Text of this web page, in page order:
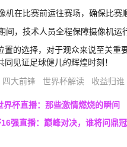
机在比赛前运往赛场，确保比赛
间，技术人员全程保障摄像机运
置的选择，对于观众来说至关
见证足球健儿的辉煌时刻！
四大前锋 世界杯解读 收益归谁
界杯直播：那些激情燃烧的瞬间
强直播：巅峰对决，谁将问鼎冠